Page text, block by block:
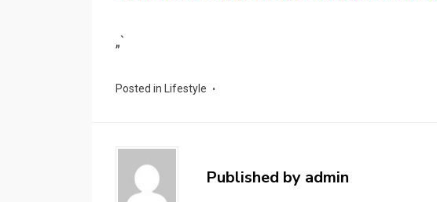
„`
Posted in Lifestyle
Published by admin